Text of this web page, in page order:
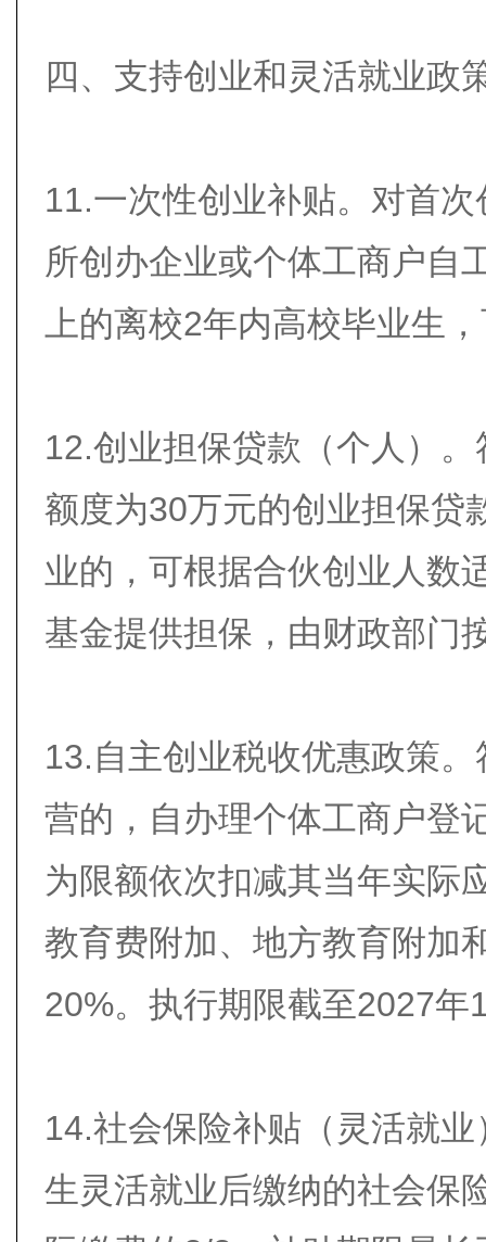
四、支持创业和灵活就业政
11.一次性创业补贴。对首
所创办企业或个体工商户自
上的离校2年内高校毕业生
12.创业担保贷款（个人）
额度为30万元的创业担保贷
业的，可根据合伙创业人数
基金提供担保，由财政部门
13.自主创业税收优惠政策
营的，自办理个体工商户登
为限额依次扣减其当年实际
教育费附加、地方教育附加
20%。执行期限截至2027年
14.社会保险补贴（灵活就
生灵活就业后缴纳的社会保